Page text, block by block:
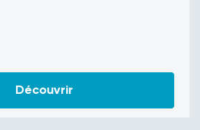
Découvrir